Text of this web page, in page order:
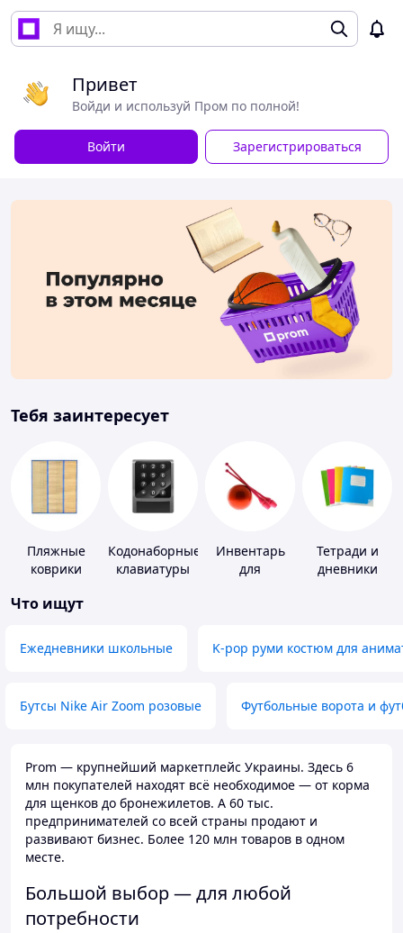
Привет
Войди и используй Пром по полной!
Войти Зарегистрироваться
Тебя заинтересует
Пляжные
коврики
Кодонаборные
клавиатуры
Инвентарь
для
Тетради и
дневники
Что ищут
Ежедневники школьные K-pop руми костюм для
Бутсы Nike Air Zoom розовые Футбольные ворота и
Prom — крупнейший маркетплейс Украины. Здесь 6
млн покупателей находят всё необходимое — от корма
для щенков до бронежилетов. А 60 тыс.
предпринимателей со всей страны продают и
развивают бизнес. Более 120 млн товаров в одном
месте.
Большой выбор — для любой
потребности